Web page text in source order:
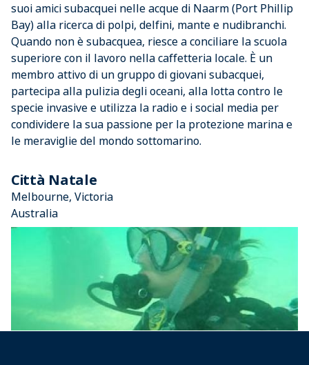
suoi amici subacquei nelle acque di Naarm (Port Phillip
Bay) alla ricerca di polpi, delfini, mante e nudibranchi.
Quando non è subacquea, riesce a conciliare la scuola
superiore con il lavoro nella caffetteria locale. È un
membro attivo di un gruppo di giovani subacquei,
partecipa alla pulizia degli oceani, alla lotta contro le
specie invasive e utilizza la radio e i social media per
condividere la sua passione per la protezione marina e
le meraviglie del mondo sottomarino.
Città Natale
Melbourne, Victoria
Australia